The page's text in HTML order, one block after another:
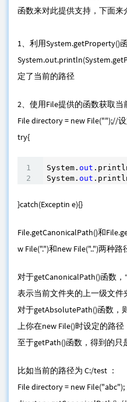
函数来对此提供支持，下面来
1、利用System.getProperty()
定了当前的路径
2、使用File提供的函数获取当
File directory = new File("");//
try{
System. out
System. out
}catch(Exceptin e){}
File.getCanonicalPath()和
w File(".")和new File("..")两种路
对于getCanonicalPath()函数，
表示当前文件夹的上一级文件
对于getAbsolutePath()函数，
上你在new File()时设定的路径
至于getPath()函数，得到的只
比如当前的路径为 C:/test ：
File directory = new File("abc");